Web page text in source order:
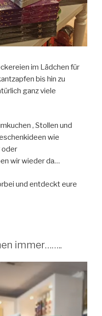
im Lädchen für
bis hin zu
ganz viele
, Stollen und
wie
oder
wir wieder da…
und entdeckt eure
immer……..